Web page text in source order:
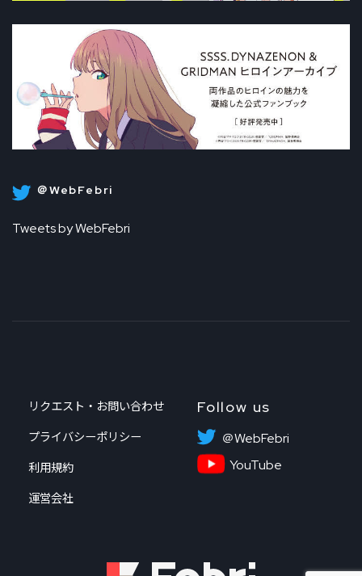
＠WebFebri
Tweets by WebFebri
リクエスト・お問い合わせ
プライバシーポリシー
利用規約
運営会社
Follow us
＠WebFebri
YouTube